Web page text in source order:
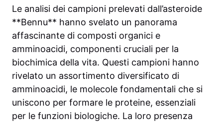
Le analisi dei campioni prelevati dall’asteroide
**Bennu** hanno svelato un panorama
affascinante di composti organici e
amminoacidi, componenti cruciali per la
biochimica della vita. Questi campioni hanno
rivelato un assortimento diversificato di
amminoacidi, le molecole fondamentali che si
uniscono per formare le proteine, essenziali
per le funzioni biologiche. La loro presenza